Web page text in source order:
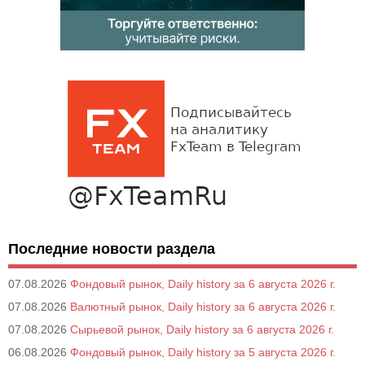
Последние новости раздела
07.08.2026 Фондовый рынок, Daily history за 6 августа 2026 г.
07.08.2026 Валютный рынок, Daily history за 6 августа 2026 г.
07.08.2026 Сырьевой рынок, Daily history за 6 августа 2026 г.
06.08.2026 Фондовый рынок, Daily history за 5 августа 2026 г.